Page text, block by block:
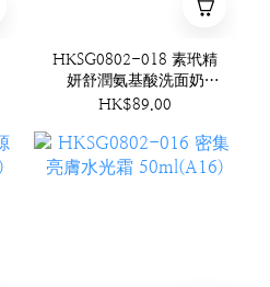
HKSG0802-018 素玳精
妍舒潤氨基酸洗面奶
120ml(A18)
HK$89.00